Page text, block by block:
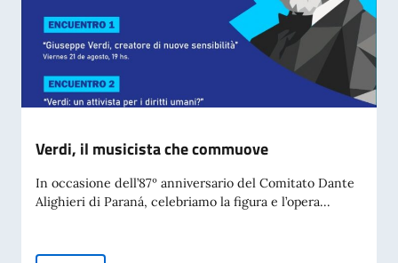
Verdi, il musicista che commuove
In occasione dell’87º anniversario del Comitato Dante
Alighieri di Paraná, celebriamo la figura e l’opera...